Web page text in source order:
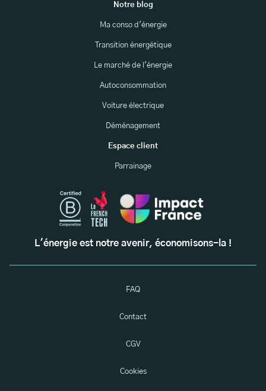
Notre blog
Ma conso d'énergie
Transition énergétique
Le marché de l'énergie
Autoconsommation
Voiture électrique
Déménagement
Espace client
Parrainage
L'énergie est notre avenir, économisons-la !
FAQ
Contact
CGV
Cookies